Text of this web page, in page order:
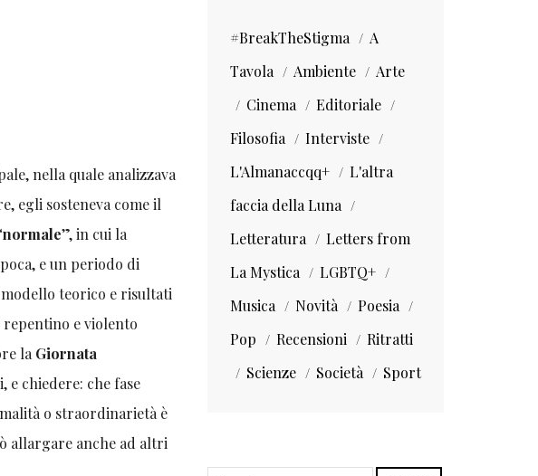
nella quale analizzava
egli sosteneva come il
normale”, in cui la
e un periodo di
teorico e risultati
repentino e violento
laGiornata
e chiedere: che fase
o straordinarietà è
allargare anche ad altri
#BreakTheStigma
A
Tavola
Ambiente
Arte
Cinema
Editoriale
Filosofia
Interviste
L'Almanaccqq+
L'altra
faccia della Luna
Letteratura
Letters from
La Mystica
LGBTQ+
Musica
Novità
Poesia
Pop
Recensioni
Ritratti
Scienze
Società Sport